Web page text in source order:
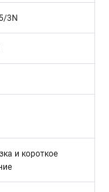
3N
и короткое